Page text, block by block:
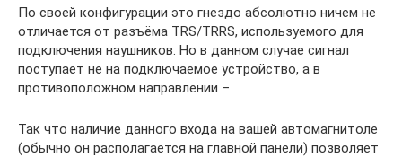
По своей конфигурации это гнездо абсолютно ничем не
отличается от разъёма TRS/TRRS, используемого для
подключения наушников. Но в данном случае сигнал
поступает не на подключаемое устройство, а в
противоположном направлении –
Так что наличие данного входа на вашей автомагнитоле
(обычно он располагается на главной панели) позволяет